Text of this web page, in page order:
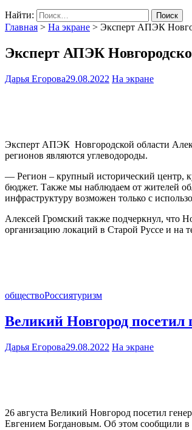
Найти:
Главная > На экране > Эксперт АПЭК
Эксперт АПЭК
Дарья Егорова29.08.2022 На экране
Эксперт АПЭК Новгородской области
регионов являются углеводороды.
— Регион – крупный исторический центр,
бюджет. Также мы наблюдаем от жителей
инфраструктуру возможен только с
Алексей Громский также подчеркнул, что
организацию локаций в Старой Руссе и на
обществоРоссиятуризм
Великий Новгород
Дарья Егорова29.08.2022 На экране
26 августа Великий Новгород посетил
Евгением Богдановым. Об этом сообщили в